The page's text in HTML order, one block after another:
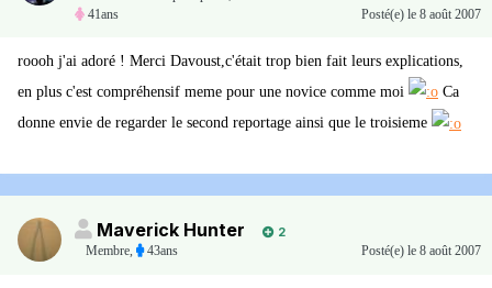
41ans
Posté(e) le 8 août 2007
roooh j'ai adoré ! Merci Davoust,c'était trop bien fait leurs explications,
en plus c'est compréhensif meme pour une novice comme moi
Ca
donne envie de regarder le second reportage ainsi que le troisieme
Maverick Hunter
2
Membre
43ans Posté(e) le 8 août 2007